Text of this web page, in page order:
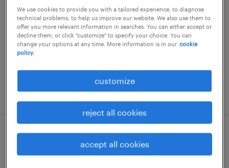
大阪府大阪市西区, 大阪府
temporary
¥1550.00 per hour
posted 13 july 2026
流通・サービス系の営業・企画営業・ラウ
ンダー
We use cookies to provide you with a tailored experience, to diagnose
technical problems, to help us improve our website. We also use them to
offer you more relevant information in searches. You can either accept or
decline them, or click "customize" to specify your choice. You can
change your options at any time. More information is in our cookie
policy.
customize
reject all cookies
accept all cookies